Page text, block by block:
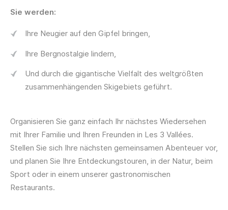
Sie werden:
Ihre Neugier auf den Gipfel bringen,
Ihre Bergnostalgie lindern,
Und durch die gigantische Vielfalt des weltgrößten
zusammenhängenden Skigebiets geführt.
Organisieren Sie ganz einfach Ihr nächstes Wiedersehen
mit Ihrer Familie und Ihren Freunden in Les 3 Vallées.
Stellen Sie sich Ihre nächsten gemeinsamen Abenteuer vor,
und planen Sie Ihre Entdeckungstouren, in der Natur, beim
Sport oder in einem unserer gastronomischen
Restaurants.